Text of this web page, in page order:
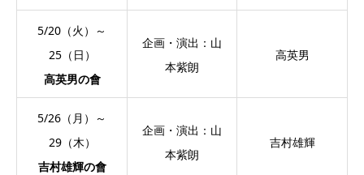
5/20（火）～
25（日）
高英男の會
企画・演出：山
本紫朗
高英男
5/26（月）～
29（木）
吉村雄輝の會
企画・演出：山
本紫朗
吉村雄輝